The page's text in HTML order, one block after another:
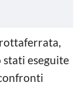
stati eseguite